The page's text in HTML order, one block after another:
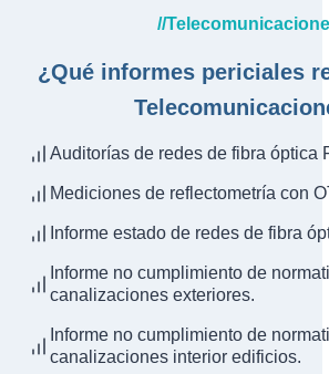
//
¿Qué informes periciales
Auditorías de redes de fibra óptica
Mediciones de reflectometría con
Informe estado de redes de fibra
Informe no cumplimiento de
canalizaciones exteriores.
Informe no cumplimiento de
canalizaciones interior edificios.